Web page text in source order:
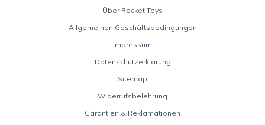
Über Rocket Toys
Allgemeinen Geschäftsbedingungen
Impressum
Datenschutzerklärung
Sitemap
Widerrufsbelehrung
Garantien & Reklamationen